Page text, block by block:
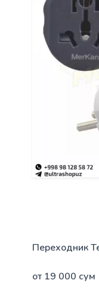
Переходник
от 19 000 сум